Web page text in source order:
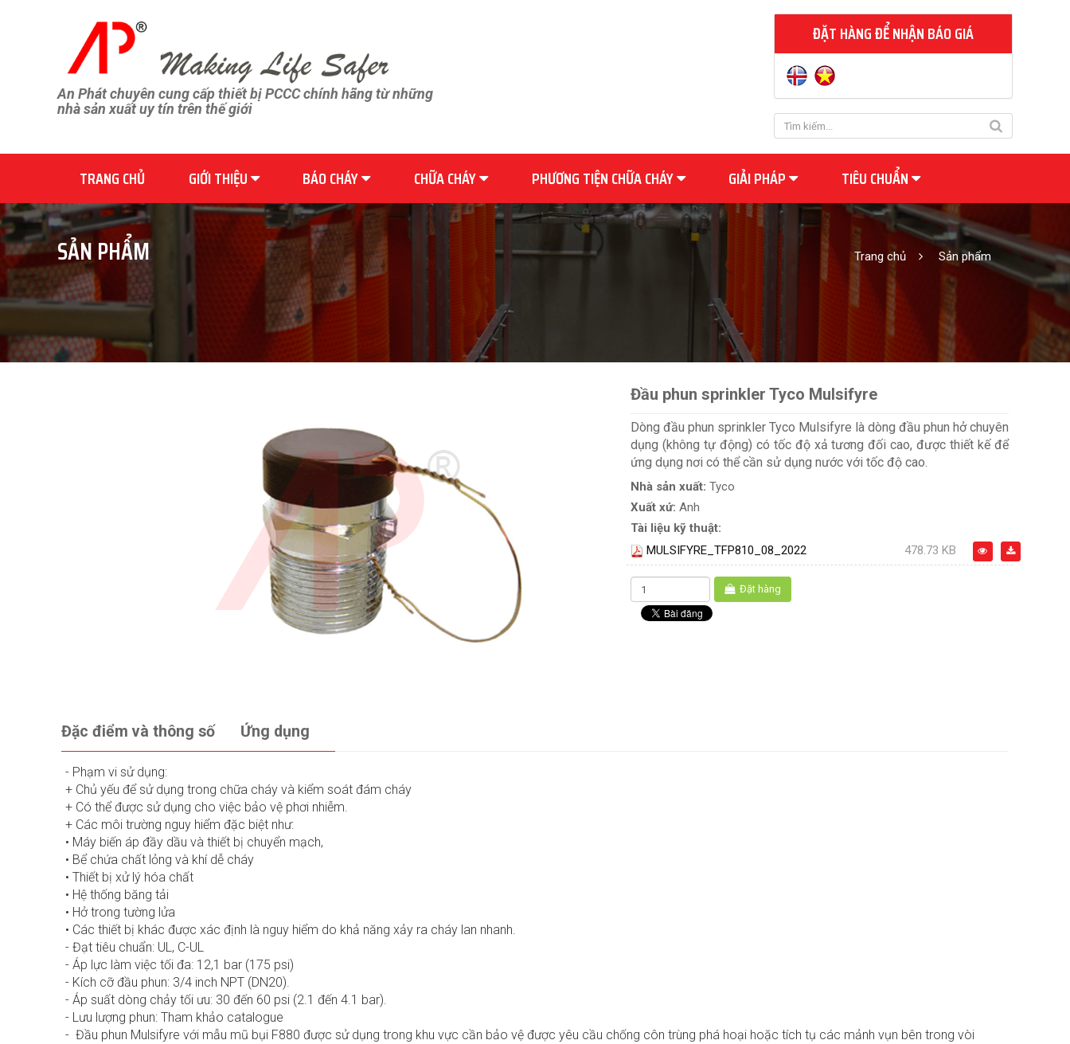
An Phát chuyên cung cấp thiết bị PCCC chính hãng từ những
nhà sản xuất uy tín trên thế giới
ĐẶT HÀNG ĐỂ NHẬN BÁO GIÁ
TRANG CHỦ GIỚI THIỆU BÁO CHÁY CHỮA CHÁY PHƯƠNG TIỆN CHỮA CHÁY GIẢI PHÁP TIÊU CHUẨN
SẢN PHẨM Trang chủ Sản phẩm
Đầu phun sprinkler Tyco Mulsifyre
Dòng đầu phun sprinkler Tyco Mulsifyre là dòng đầu phun hở chuyên
dụng (không tự động) có tốc độ xả tương đối cao, được thiết kế để
ứng dụng nơi có thể cần sử dụng nước với tốc độ cao.
Nhà sản xuất: Tyco
Xuất xứ: Anh
Tài liệu kỹ thuật:
MULSIFYRE_TFP810_08_2022
478.73 KB
Đặt hàng
Đặc điểm và thông số Ứng dụng
- Phạm vi sử dụng:
+ Chủ yếu để sử dụng trong chữa cháy và kiểm soát đám cháy
+ Có thể được sử dụng cho việc bảo vệ phơi nhiễm.
+ Các môi trường nguy hiểm đặc biệt như:
• Máy biến áp đầy dầu và thiết bị chuyển mạch,
• Bể chứa chất lỏng và khí dễ cháy
• Thiết bị xử lý hóa chất
• Hệ thống băng tải
• Hở trong tường lửa
• Các thiết bị khác được xác định là nguy hiểm do khả năng xảy ra cháy lan nhanh.
- Đạt tiêu chuẩn: UL, C-UL
- Áp lực làm việc tối đa: 12,1 bar (175 psi)
- Kích cỡ đầu phun: 3/4 inch NPT (DN20).
- Áp suất dòng chảy tối ưu: 30 đến 60 psi (2.1 đến 4.1 bar).
- Lưu lượng phun: Tham khảo catalogue
- Đầu phun Mulsifyre với mẫu mũ bụi F880 được sử dụng trong khu vực cần bảo vệ được yêu cầu chống côn trùng phá hoại hoặc tích tụ các mảnh vụn bên trong vòi